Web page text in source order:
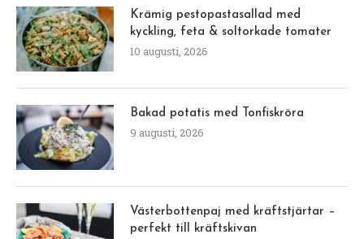
Krämig pestopastasallad med
kyckling, feta & soltorkade tomater
10 augusti, 2026
Bakad potatis med Tonfiskröra
9 augusti, 2026
Västerbottenpaj med kräftstjärtar –
perfekt till kräftskivan